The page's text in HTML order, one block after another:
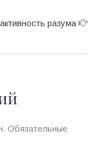
разума
Обязательные